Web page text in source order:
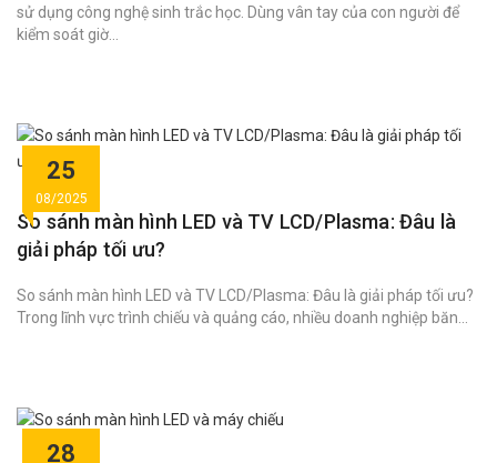
sử dụng công nghệ sinh trắc học. Dùng vân tay của con người để
kiểm soát giờ...
25
08/2025
So sánh màn hình LED và TV LCD/Plasma: Đâu là
giải pháp tối ưu?
So sánh màn hình LED và TV LCD/Plasma: Đâu là giải pháp tối ưu?
Trong lĩnh vực trình chiếu và quảng cáo, nhiều doanh nghiệp băn...
28